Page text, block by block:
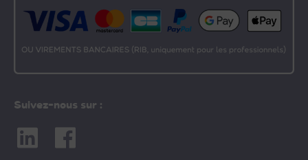
Suivez-nous sur :
LinkedinFacebook